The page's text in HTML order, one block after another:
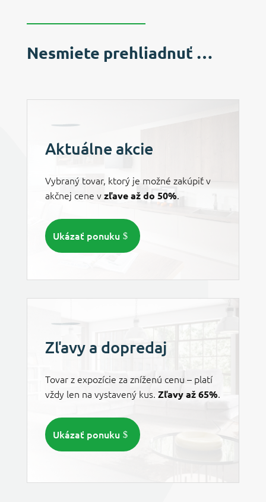
Nesmiete prehliadnuť …
Aktuálne akcie
Vybraný tovar, ktorý je možné zakúpiť v
akčnej cene vzľave až do 50%.
Ukázať ponuku
Zľavy a dopredaj
Tovar z expozície za zníženú cenu – platí
vždy len na vystavený kus. Zľavy až 65%.
Ukázať ponuku